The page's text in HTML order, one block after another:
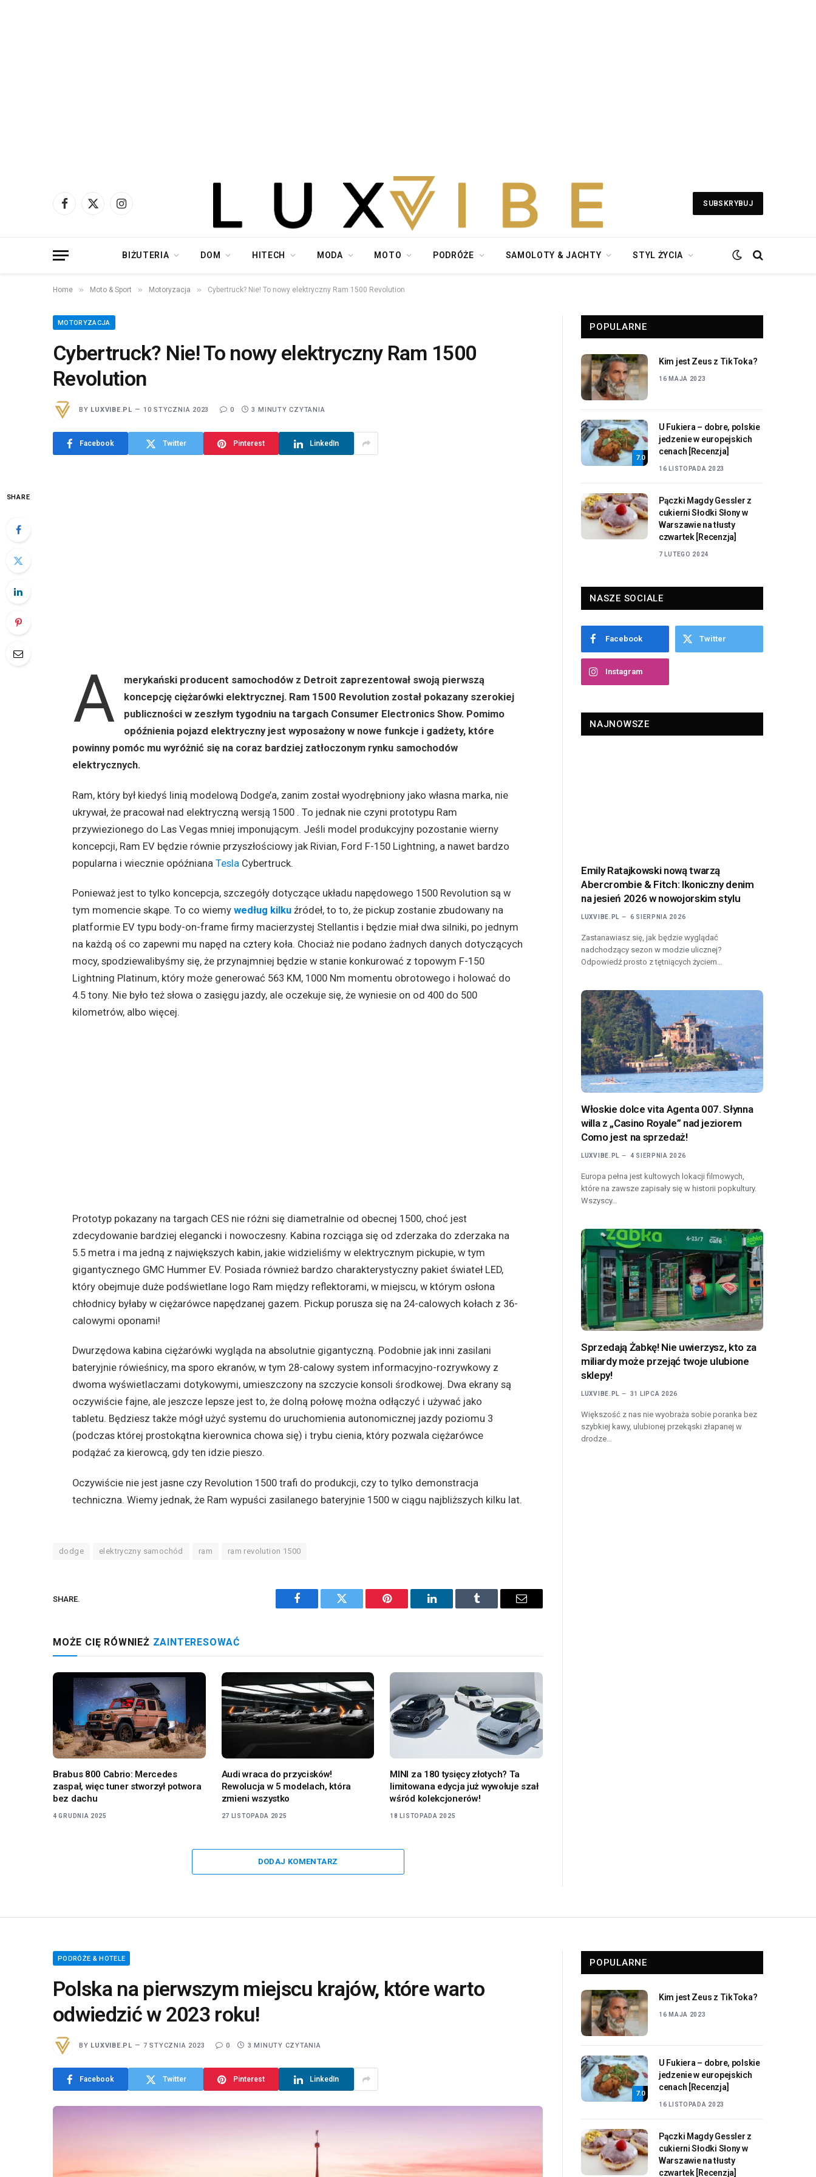
Facebook
X
Instagram
SUBSKRYBUJ
BIŻUTERIA DOM HITECH MODA MOTO PODRÓŻE SAMOLOTY & JACHTY STYL ŻYCIA
Home » Moto & Sport » Motoryzacja » Cybertruck? Nie! To nowy elektryczny Ram 1500 Revolution
MOTORYZACJA
Cybertruck? Nie! To nowy elektryczny Ram 1500
Revolution
BY LUXVIBE.PL 10 STYCZNIA 2023 0 3 MINUTY CZYTANIA
Facebook Twitter Pinterest LinkedIn
SHARE
A
merykański producent samochodów z Detroit zaprezentował swoją pierwszą
koncepcję ciężarówki elektrycznej. Ram 1500 Revolution został pokazany szerokiej
publiczności w zeszłym tygodniu na targach Consumer Electronics Show. Pomimo
opóźnienia pojazd elektryczny jest wyposażony w nowe funkcje i gadżety, które
powinny pomóc mu wyróżnić się na coraz bardziej zatłoczonym rynku samochodów
elektrycznych.
Ram, który był kiedyś linią modelową Dodge’a, zanim został wyodrębniony jako własna marka, nie
ukrywał, że pracował nad elektryczną wersją 1500 . To jednak nie czyni prototypu Ram
przywiezionego do Las Vegas mniej imponującym. Jeśli model produkcyjny pozostanie wierny
koncepcji, Ram EV będzie równie przyszłościowy jak Rivian, Ford F-150 Lightning, a nawet bardzo
popularna i wiecznie opóźniana Tesla Cybertruck.
Ponieważ jest to tylko koncepcja, szczegóły dotyczące układu napędowego 1500 Revolution są w
tym momencie skąpe. To co wiemy według kilkuźródeł, to to, że pickup zostanie zbudowany na
platformie EV typu body-on-frame firmy macierzystej Stellantis i będzie miał dwa silniki, po jednym
na każdą oś co zapewni mu napęd na cztery koła. Chociaż nie podano żadnych danych dotyczących
mocy, spodziewalibyśmy się, że przynajmniej będzie w stanie konkurować z topowym F-150
Lightning Platinum, który może generować 563 KM, 1000 Nm momentu obrotowego i holować do
4.5 tony. Nie było też słowa o zasięgu jazdy, ale oczekuje się, że wyniesie on od 400 do 500
kilometrów, albo więcej.
Prototyp pokazany na targach CES nie różni się diametralnie od obecnej 1500, choć jest
zdecydowanie bardziej elegancki i nowoczesny. Kabina rozciąga się od zderzaka do zderzaka na
5.5 metra i ma jedną z największych kabin, jakie widzieliśmy w elektrycznym pickupie, w tym
gigantycznego GMC Hummer EV. Posiada również bardzo charakterystyczny pakiet świateł LED,
który obejmuje duże podświetlane logo Ram między reflektorami, w miejscu, w którym osłona
chłodnicy byłaby w ciężarówce napędzanej gazem. Pickup porusza się na 24-calowych kołach z 36-
calowymi oponami!
Dwurzędowa kabina ciężarówki wygląda na absolutnie gigantyczną. Podobnie jak inni zasilani
bateryjnie rówieśnicy, ma sporo ekranów, w tym 28-calowy system informacyjno-rozrywkowy z
dwoma wyświetlaczami dotykowymi, umieszczony na szczycie konsoli środkowej. Dwa ekrany są
oczywiście fajne, ale jeszcze lepsze jest to, że dolną połowę można odłączyć i używać jako
tabletu. Będziesz także mógł użyć systemu do uruchomienia autonomicznej jazdy poziomu 3
(podczas której prostokątna kierownica chowa się) i trybu cienia, który pozwala ciężarówce
podążać za kierowcą, gdy ten idzie pieszo.
Oczywiście nie jest jasne czy Revolution 1500 trafi do produkcji, czy to tylko demonstracja
techniczna. Wiemy jednak, że Ram wypuści zasilanego bateryjnie 1500 w ciągu najbliższych kilku lat.
dodge elektryczny samochód ram ram revolution 1500
SHARE.
Facebook Twitter Pinterest LinkedIn Tumblr Email
MOŻE CIĘ RÓWNIEŻ ZAINTERESOWAĆ
Brabus 800 Cabrio: Mercedes
zaspał, więc tuner stworzył potwora
bez dachu
4 GRUDNIA 2025
Audi wraca do przycisków!
Rewolucja w 5 modelach, która
zmieni wszystko
27 LISTOPADA 2025
MINI za 180 tysięcy złotych? Ta
limitowana edycja już wywołuje szał
wśród kolekcjonerów!
18 LISTOPADA 2025
DODAJ KOMENTARZ
POPULARNE
Kim jest Zeus z TikToka?
16 MAJA 2023
7.0
U Fukiera – dobre, polskie
jedzenie w europejskich
cenach [Recenzja]
16 LISTOPADA 2023
Pączki Magdy Gessler z
cukierni Słodki Słony w
Warszawie na tłusty
czwartek [Recenzja]
7 LUTEGO 2024
NASZE SOCIALE
Facebook Twitter
Instagram
NAJNOWSZE
Emily Ratajkowski nową twarzą
Abercrombie & Fitch: Ikoniczny denim
na jesień 2026 w nowojorskim stylu
LUXVIBE.PL 6 SIERPNIA 2026
Zastanawiasz się, jak będzie wyglądać
nadchodzący sezon w modzie ulicznej?
Odpowiedź prosto z tętniących życiem…
Włoskie dolce vita Agenta 007. Słynna
willa z „Casino Royale” nad jeziorem
Como jest na sprzedaż!
LUXVIBE.PL 4 SIERPNIA 2026
Europa pełna jest kultowych lokacji filmowych,
które na zawsze zapisały się w historii popkultury.
Wszyscy…
Sprzedają Żabkę! Nie uwierzysz, kto za
miliardy może przejąć twoje ulubione
sklepy!
LUXVIBE.PL 31 LIPCA 2026
Większość z nas nie wyobraża sobie poranka bez
szybkiej kawy, ulubionej przekąski złapanej w
drodze…
PODRÓŻE & HOTELE
Polska na pierwszym miejscu krajów, które warto
odwiedzić w 2023 roku!
BY LUXVIBE.PL 7 STYCZNIA 2023 0 3 MINUTY CZYTANIA
Facebook Twitter Pinterest LinkedIn
POPULARNE
Kim jest Zeus z TikToka?
16 MAJA 2023
7.0
U Fukiera – dobre, polskie
jedzenie w europejskich
cenach [Recenzja]
16 LISTOPADA 2023
Pączki Magdy Gessler z
cukierni Słodki Słony w
Warszawie na tłusty
czwartek [Recenzja]